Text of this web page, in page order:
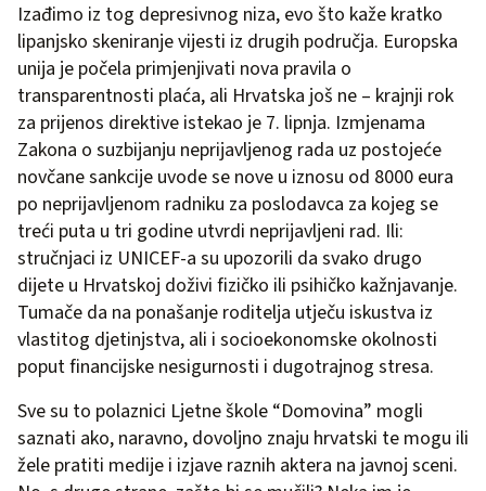
Izađimo iz tog depresivnog niza, evo što kaže kratko
lipanjsko skeniranje vijesti iz drugih područja. Europska
unija je počela primjenjivati nova pravila o
transparentnosti plaća, ali Hrvatska još ne – krajnji rok
za prijenos direktive istekao je 7. lipnja. Izmjenama
Zakona o suzbijanju neprijavljenog rada uz postojeće
novčane sankcije uvode se nove u iznosu od 8000 eura
po neprijavljenom radniku za poslodavca za kojeg se
treći puta u tri godine utvrdi neprijavljeni rad. Ili:
stručnjaci iz UNICEF-a su upozorili da svako drugo
dijete u Hrvatskoj doživi fizičko ili psihičko kažnjavanje.
Tumače da na ponašanje roditelja utječu iskustva iz
vlastitog djetinjstva, ali i socioekonomske okolnosti
poput financijske nesigurnosti i dugotrajnog stresa.
Sve su to polaznici Ljetne škole “Domovina” mogli
saznati ako, naravno, dovoljno znaju hrvatski te mogu ili
žele pratiti medije i izjave raznih aktera na javnoj sceni.